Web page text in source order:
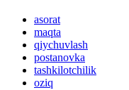
asorat
maqta
qiychuvlash
postanovka
tashkilotchilik
oziq